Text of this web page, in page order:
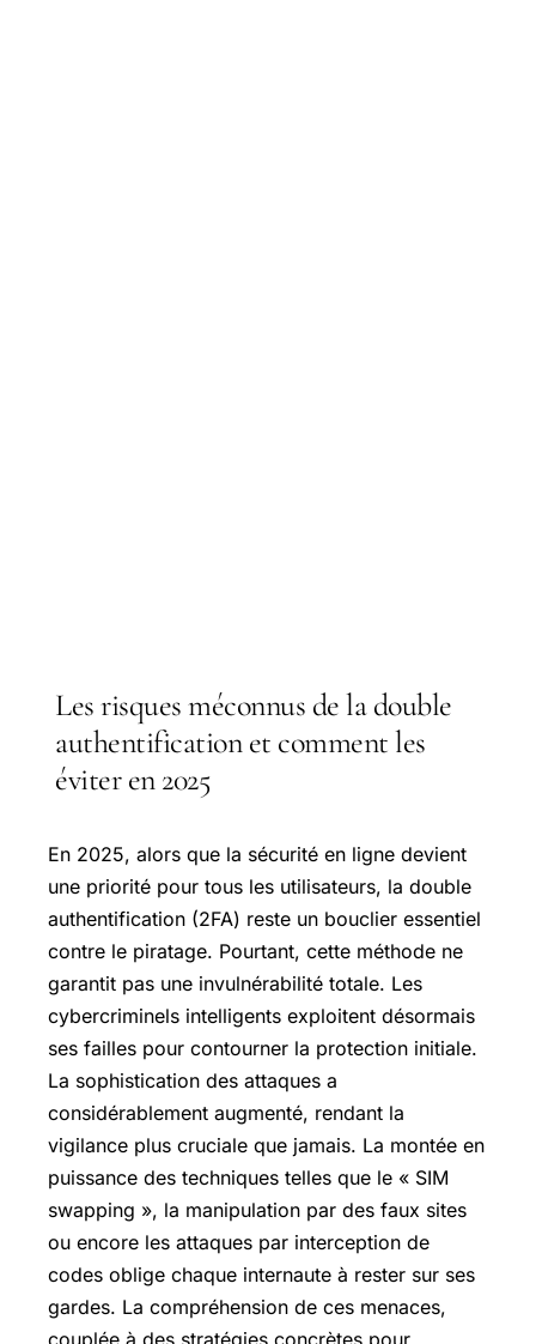
Les risques méconnus de la double
authentification et comment les
éviter en 2025
En 2025, alors que la sécurité en ligne devient
une priorité pour tous les utilisateurs, la double
authentification (2FA) reste un bouclier essentiel
contre le piratage. Pourtant, cette méthode ne
garantit pas une invulnérabilité totale. Les
cybercriminels intelligents exploitent désormais
ses failles pour contourner la protection initiale.
La sophistication des attaques a
considérablement augmenté, rendant la
vigilance plus cruciale que jamais. La montée en
puissance des techniques telles que le « SIM
swapping », la manipulation par des faux sites
ou encore les attaques par interception de
codes oblige chaque internaute à rester sur ses
gardes. La compréhension de ces menaces,
couplée à des stratégies concrètes pour